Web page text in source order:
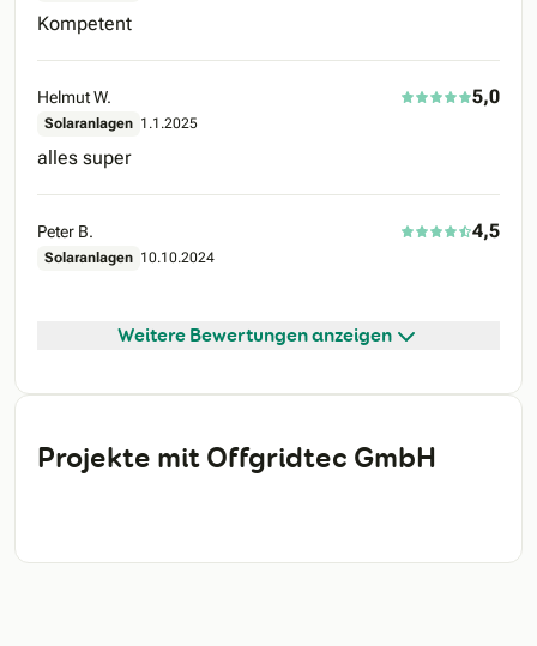
Kompetent
Helmut W. 5,0
Solaranlagen 1.1.2025
alles super
Peter B. 4,5
Solaranlagen 10.10.2024
Weitere Bewertungen anzeigen
Projekte mit Offgridtec GmbH